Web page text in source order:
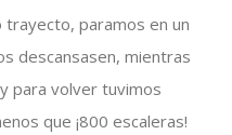
trayecto, paramos en un
descansasen, mientras
para volver tuvimos
que ¡800 escaleras!